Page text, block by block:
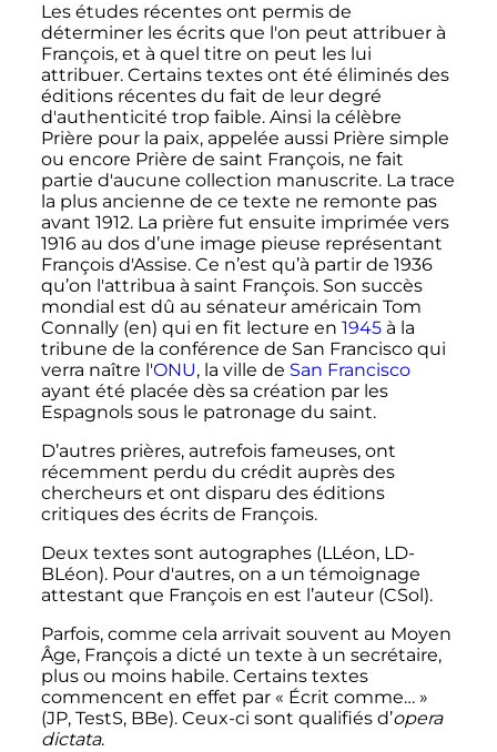
Les études récentes ont permis de
déterminer les écrits que l'on peut attribuer à
François, et à quel titre on peut les lui
attribuer. Certains textes ont été éliminés des
éditions récentes du fait de leur degré
d'authenticité trop faible. Ainsi la célèbre
Prière pour la paix, appelée aussi Prière simple
ou encore Prière de saint François, ne fait
partie d'aucune collection manuscrite. La trace
la plus ancienne de ce texte ne remonte pas
avant 1912. La prière fut ensuite imprimée vers
1916 au dos d’une image pieuse représentant
François d'Assise. Ce n’est qu’à partir de 1936
qu’on l'attribua à saint François. Son succès
mondial est dû au sénateur américain Tom
Connally (en) qui en fit lecture en 1945à la
tribune de la conférence de San Francisco qui
verra naître l'ONU, la ville de San Francisco
ayant été placée dès sa création par les
Espagnols sous le patronage du saint.
D’autres prières, autrefois fameuses, ont
récemment perdu du crédit auprès des
chercheurs et ont disparu des éditions
critiques des écrits de François.
Deux textes sont autographes (LLéon, LD-
BLéon). Pour d'autres, on a un témoignage
attestant que François en est l’auteur (CSol).
Parfois, comme cela arrivait souvent au Moyen
Âge, François a dicté un texte à un secrétaire,
plus ou moins habile. Certains textes
commencent en effet par « Écrit comme… »
(JP, TestS, BBe). Ceux-ci sont qualifiés d’opera
dictata.